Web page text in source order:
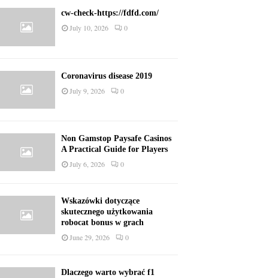
cw-check-https://fdfd.com/
July 10, 2026 0
Coronavirus disease 2019
July 9, 2026 0
Non Gamstop Paysafe Casinos
A Practical Guide for Players
July 6, 2026 0
Wskazówki dotyczące
skutecznego użytkowania
robocat bonus w grach
June 29, 2026 0
Dlaczego warto wybrać f1